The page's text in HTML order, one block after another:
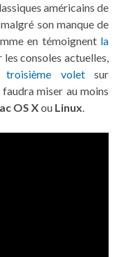
américains de
son manque de
en témoignent la
les consoles actuelles,
troisième voletsur
miser au moins
OS Xou Linux.